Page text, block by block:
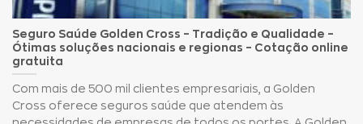
Seguro Saúde Golden Cross – Tradição e Qualidade –
Ótimas soluções nacionais e regionas – Cotação online
gratuita
Com mais de 500 mil clientes empresariais, a Golden
Cross oferece seguros saúde que atendem às